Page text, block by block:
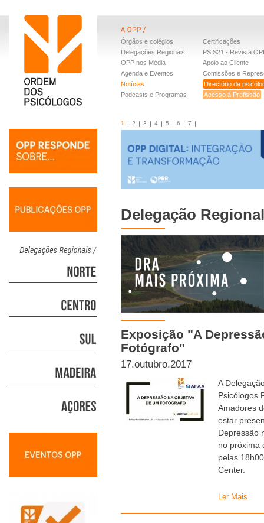
Órgãos e colégios
Delegações Regionais
OPP nos Média
Agenda e Eventos
Notícias
Podcasts e Programas
Certificações
PSIS21 - Revista
Apoio ao Cliente
Comissões e
Directório de
Acesso à Profissão
1 2 3 4 5 6 7
Delegação
Exposição "A
Fotógrafo"
17.outubro.2017
A
Psicólogos
Amadores
estar
Depressão
no próxima
pelas
Center.
Ler Mais